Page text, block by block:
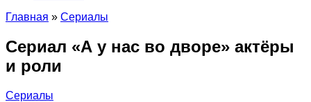
Главная » Сериалы
Сериал «А у нас во дворе» актёры
и роли
Сериалы